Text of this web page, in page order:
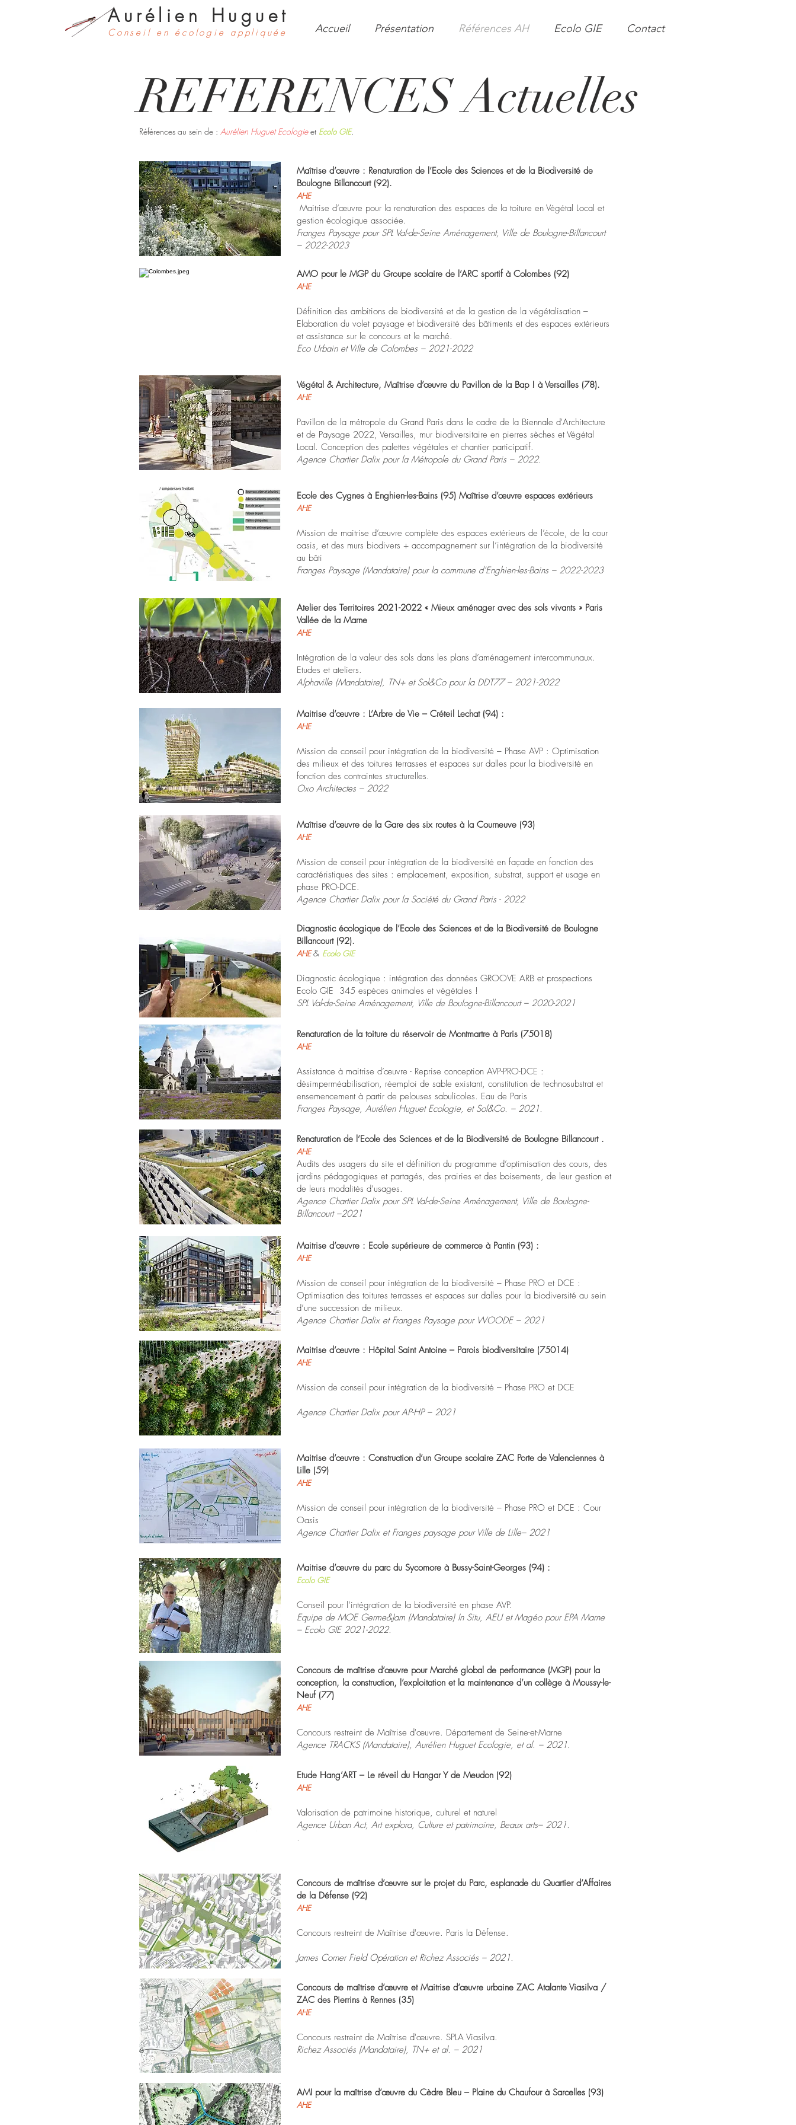
Aurélien Huguet
Conseil en écologie appliquée Accueil Présentation Références AH Ecolo GIE Contact
REFERENCES Actuelles
Références au sein de : Aurélien Huguet Ecologie et Ecolo GIE.
Maîtrise d’œuvre : Renaturation de l’Ecole des Sciences et de la Biodiversité de
Boulogne Billancourt (92).
AHE
Maitrise d’œuvre pour la renaturation des espaces de la toiture en Végétal Local et
gestion écologique associée.
Franges Paysage pour SPL Val-de-Seine Aménagement, Ville de Boulogne-Billancourt
– 2022-2023
AMO pour le MGP du Groupe scolaire de l’ARC sportif à Colombes (92)
AHE
Définition des ambitions de biodiversité et de la gestion de la végétalisation –
Elaboration du volet paysage et biodiversité des bâtiments et des espaces extérieurs
et assistance sur le concours et le marché.
Eco Urbain et Ville de Colombes – 2021-2022
Végétal & Architecture, Maîtrise d’œuvre du Pavillon de la Bap ! à Versailles (78).
AHE
Pavillon de la métropole du Grand Paris dans le cadre de la Biennale d'Architecture
et de Paysage 2022, Versailles, mur biodiversitaire en pierres sèches et Végétal
Local. Conception des palettes végétales et chantier participatif.
Agence Chartier Dalix pour la Métropole du Grand Paris – 2022.
Ecole des Cygnes à Enghien-les-Bains (95) Maîtrise d’œuvre espaces extérieurs
AHE
Mission de maitrise d’œuvre complète des espaces extérieurs de l’école, de la cour
oasis, et des murs biodivers + accompagnement sur l’intégration de la biodiversité
au bâti
Franges Paysage (Mandataire) pour la commune d’Enghien-les-Bains – 2022-2023
Atelier des Territoires 2021-2022 « Mieux aménager avec des sols vivants » Paris
Vallée de la Marne
AHE
Intégration de la valeur des sols dans les plans d’aménagement intercommunaux.
Etudes et ateliers.
Alphaville (Mandataire), TN+ et Sol&Co pour la DDT77 – 2021-2022
Maitrise d’œuvre : L’Arbre de Vie – Créteil Lechat (94) :
AHE
Mission de conseil pour intégration de la biodiversité – Phase AVP : Optimisation
des milieux et des toitures terrasses et espaces sur dalles pour la biodiversité en
fonction des contraintes structurelles.
Oxo Architectes – 2022
Maîtrise d’œuvre de la Gare des six routes à la Courneuve (93)
AHE
Mission de conseil pour intégration de la biodiversité en façade en fonction des
caractéristiques des sites : emplacement, exposition, substrat, support et usage en
phase PRO-DCE.
Agence Chartier Dalix pour la Société du Grand Paris - 2022
Diagnostic écologique de l’Ecole des Sciences et de la Biodiversité de Boulogne
Billancourt (92).
AHE& Ecolo GIE
Diagnostic écologique : intégration des données GROOVE ARB et prospections
Ecolo GIE 345 espèces animales et végétales !
SPL Val-de-Seine Aménagement, Ville de Boulogne-Billancourt – 2020-2021
Renaturation de la toiture du réservoir de Montmartre à Paris (75018)
AHE
Assistance à maitrise d’œuvre - Reprise conception AVP-PRO-DCE :
désimperméabilisation, réemploi de sable existant, constitution de technosubstrat et
ensemencement à partir de pelouses sabulicoles. Eau de Paris
Franges Paysage, Aurélien Huguet Ecologie, et Sol&Co. – 2021.
Renaturation de l’Ecole des Sciences et de la Biodiversité de Boulogne Billancourt .
AHE
Audits des usagers du site et définition du programme d’optimisation des cours, des
jardins pédagogiques et partagés, des prairies et des boisements, de leur gestion et
de leurs modalités d’usages.
Agence Chartier Dalix pour SPL Val-de-Seine Aménagement, Ville de Boulogne-
Billancourt –2021
Maitrise d’œuvre : Ecole supérieure de commerce à Pantin (93) :
AHE
Mission de conseil pour intégration de la biodiversité – Phase PRO et DCE :
Optimisation des toitures terrasses et espaces sur dalles pour la biodiversité au sein
d’une succession de milieux.
Agence Chartier Dalix et Franges Paysage pour WOODE – 2021
Maitrise d’œuvre : Hôpital Saint Antoine – Parois biodiversitaire (75014)
AHE
Mission de conseil pour intégration de la biodiversité – Phase PRO et DCE
Agence Chartier Dalix pour AP-HP – 2021
Maitrise d’œuvre : Construction d’un Groupe scolaire ZAC Porte de Valenciennes à
Lille (59)
AHE
Mission de conseil pour intégration de la biodiversité – Phase PRO et DCE : Cour
Oasis
Agence Chartier Dalix et Franges paysage pour Ville de Lille– 2021
Maitrise d’œuvre du parc du Sycomore à Bussy-Saint-Georges (94) :
Ecolo GIE
Conseil pour l’intégration de la biodiversité en phase AVP.
Equipe de MOE Germe&Jam (Mandataire) In Situ, AEU et Magéo pour EPA Marne
– Ecolo GIE 2021-2022.
Concours de maîtrise d’œuvre pour Marché global de performance (MGP) pour la
conception, la construction, l’exploitation et la maintenance d’un collège à Moussy-le-
Neuf (77)
AHE
Concours restreint de Maîtrise d'œuvre. Département de Seine-et-Marne
Agence TRACKS (Mandataire), Aurélien Huguet Ecologie, et al. – 2021.
Etude Hang’ART – Le réveil du Hangar Y de Meudon (92)
AHE
Valorisation de patrimoine historique, culturel et naturel
Agence Urban Act, Art explora, Culture et patrimoine, Beaux arts– 2021.
.
Concours de maîtrise d’œuvre sur le projet du Parc, esplanade du Quartier d’Affaires
de la Défense (92)
AHE
Concours restreint de Maîtrise d'œuvre. Paris la Défense.
James Corner Field Opération et Richez Associés – 2021.
Concours de maîtrise d’œuvre et Maitrise d’œuvre urbaine ZAC Atalante Viasilva /
ZAC des Pierrins à Rennes (35)
AHE
Concours restreint de Maîtrise d'œuvre. SPLA Viasilva.
Richez Associés (Mandataire), TN+ et al. – 2021
AMI pour la maîtrise d’œuvre du Cèdre Bleu – Plaine du Chaufour à Sarcelles (93)
AHE